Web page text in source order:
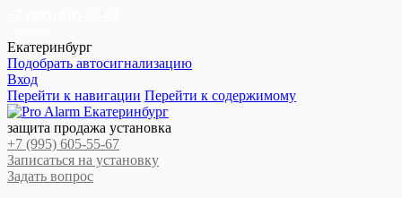
Екатеринбург
Подобрать автосигнализацию
Вход
Перейти к навигации Перейти к содержимому
защита продажа установка
+7 (995) 605-55-67
Записаться на установку
Задать вопрос